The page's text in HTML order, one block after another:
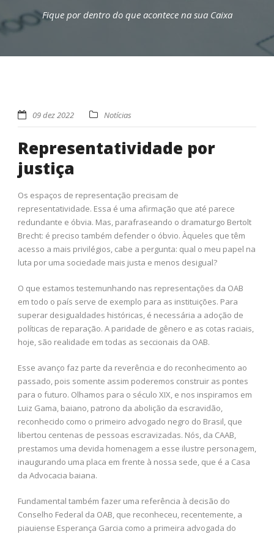
Fique por dentro do que acontece na sua Caixa
09 dez 2022 Notícias
Representatividade por
justiça
Os espaços de representação precisam de
representatividade. Essa é uma afirmação que até parece
redundante e óbvia. Mas, parafraseando o dramaturgo Bertolt
Brecht: é preciso também defender o óbvio. Àqueles que têm
acesso a mais privilégios, cabe a pergunta: qual o meu papel na
luta por uma sociedade mais justa e menos desigual?
O que estamos testemunhando nas representações da OAB
em todo o país serve de exemplo para as instituições. Para
superar desigualdades históricas, é necessária a adoção de
políticas de reparação. A paridade de gênero e as cotas raciais,
hoje, são realidade em todas as seccionais da OAB.
Esse avanço faz parte da reverência e do reconhecimento ao
passado, pois somente assim poderemos construir as pontes
para o futuro. Olhamos para o século XIX, e nos inspiramos em
Luiz Gama, baiano, patrono da abolição da escravidão,
reconhecido como o primeiro advogado negro do Brasil, que
libertou centenas de pessoas escravizadas. Nós, da CAAB,
prestamos uma devida homenagem a esse ilustre personagem,
inaugurando uma placa em frente à nossa sede, que é a Casa
da Advocacia baiana.
Fundamental também fazer uma referência à decisão do
Conselho Federal da OAB, que reconheceu, recentemente, a
piauiense Esperança Garcia como a primeira advogada do